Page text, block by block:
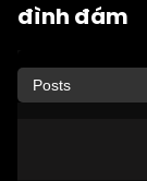
đình đám